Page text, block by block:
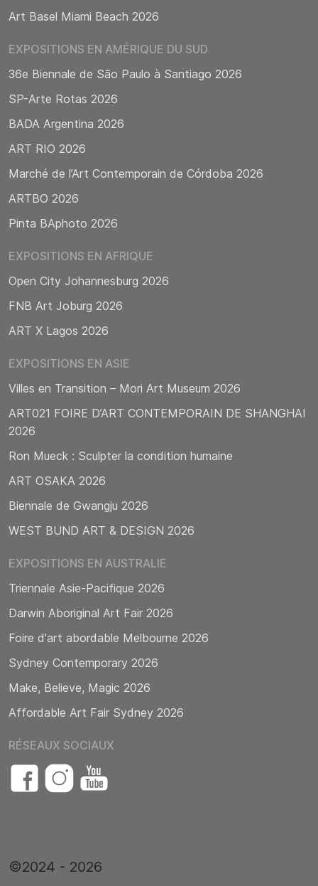
Art Basel Miami Beach 2026
EXPOSITIONS EN AMÉRIQUE DU SUD
36e Biennale de São Paulo à Santiago 2026
SP-Arte Rotas 2026
BADA Argentina 2026
ART RIO 2026
Marché de l’Art Contemporain de Córdoba 2026
ARTBO 2026
Pinta BAphoto 2026
EXPOSITIONS EN AFRIQUE
Open City Johannesburg 2026
FNB Art Joburg 2026
ART X Lagos 2026
EXPOSITIONS EN ASIE
Villes en Transition – Mori Art Museum 2026
ART021 FOIRE D’ART CONTEMPORAIN DE SHANGHAI
2026
Ron Mueck : Sculpter la condition humaine
ART OSAKA 2026
Biennale de Gwangju 2026
WEST BUND ART & DESIGN 2026
EXPOSITIONS EN AUSTRALIE
Triennale Asie-Pacifique 2026
Darwin Aboriginal Art Fair 2026
Foire d'art abordable Melbourne 2026
Sydney Contemporary 2026
Make, Believe, Magic 2026
Affordable Art Fair Sydney 2026
RÉSEAUX SOCIAUX
©2024 - 2026